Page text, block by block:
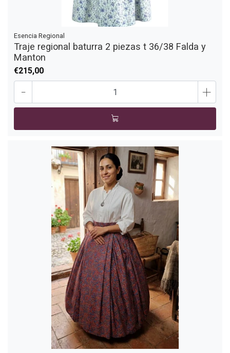
Esencia Regional
Traje regional baturra 2 piezas t 36/38 Falda y
Manton
€215,00
- +